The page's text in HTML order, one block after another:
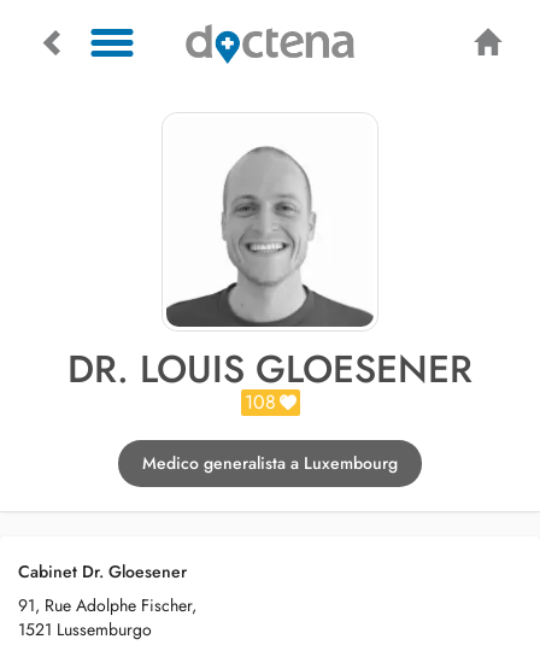
DR. LOUIS GLOESENER
108
Medico generalista a Luxembourg
Cabinet Dr. Gloesener
91, Rue Adolphe Fischer,
1521 Lussemburgo